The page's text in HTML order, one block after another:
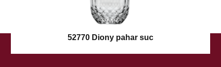
52770 Diony pahar suc